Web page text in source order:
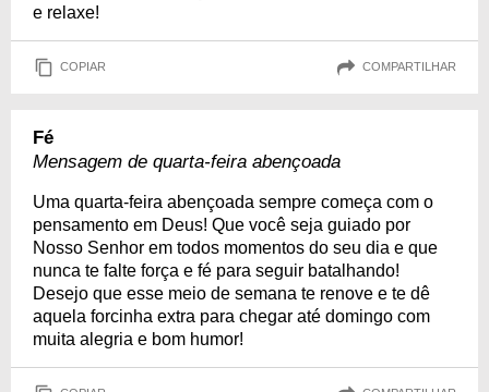
e relaxe!
COPIAR COMPARTILHAR
Fé
Mensagem de quarta-feira abençoada
Uma quarta-feira abençoada sempre começa com o
pensamento em Deus! Que você seja guiado por
Nosso Senhor em todos momentos do seu dia e que
nunca te falte força e fé para seguir batalhando!
Desejo que esse meio de semana te renove e te dê
aquela forcinha extra para chegar até domingo com
muita alegria e bom humor!